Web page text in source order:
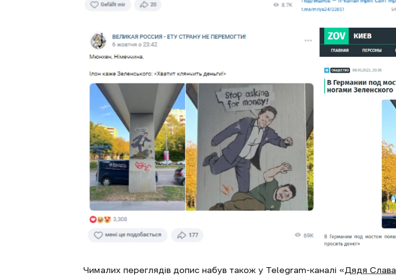
Чималих переглядів допис набув також у Telegram-каналі «Дядя Слава